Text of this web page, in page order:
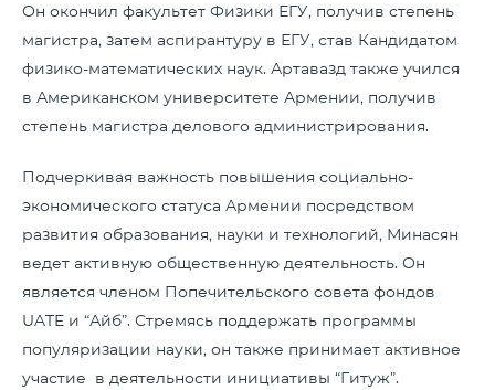
Он окончил факультет Физики ЕГУ, получив степень
магистра, затем аспирантуру в ЕГУ, став Кандидатом
физико-математических наук. Артавазд также учился
в Американском университете Армении, получив
степень магистра делового администрирования.
Подчеркивая важность повышения социально-
экономического статуса Армении посредством
развития образования, науки и технологий, Минасян
ведет активную общественную деятельность. Он
является членом Попечительского совета фондов
UATE и “Айб”. Стремясь поддержать программы
популяризации науки, он также принимает активное
участие в деятельности инициативы “Гитуж”.